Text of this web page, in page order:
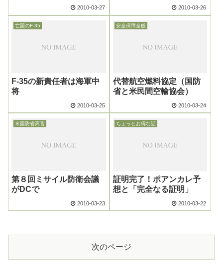
2010-03-27 2010-03-26
亡国のF-35
F-35の新責任者は海軍中
将
2010-03-25
安全保障全般
代替航空燃料協定（国防
省と米民間空輸協会）
2010-03-24
米国防省高官
第８回ミサイル防衛会議
がDCで
2010-03-23
ちょっとお得な話
証明完了！ポアンカレ予
想と「完全なる証明」
2010-03-22
次のページ